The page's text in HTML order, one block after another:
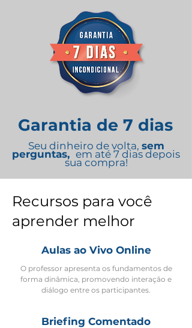
Garantia de 7 dias
Seu dinheiro de volta, sem
perguntas, em até 7 dias depois
sua compra!
Recursos para você
aprender melhor
Aulas ao Vivo Online
O professor apresenta os fundamentos de
forma dinâmica, promovendo interação e
diálogo entre os participantes.
Briefing Comentado